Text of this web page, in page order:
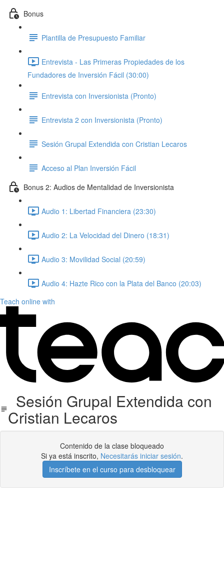
Bonus
Plantilla de Presupuesto Familiar
Entrevista - Las Primeras Propiedades de los
Fundadores de Inversión Fácil (30:00)
Entrevista con Inversionista (Pronto)
Entrevista 2 con Inversionista (Pronto)
Sesión Grupal Extendida con Cristian Lecaros
Acceso al Plan Inversión Fácil
Bonus 2: Audios de Mentalidad de Inversionista
Audio 1: Libertad Financiera (23:30)
Audio 2: La Velocidad del Dinero (18:31)
Audio 3: Movilidad Social (20:59)
Audio 4: Hazte Rico con la Plata del Banco (20:03)
Teach online with
Sesión Grupal Extendida con
Cristian Lecaros
Contenido de la clase bloqueado
Si ya está inscrito, Necesitarás iniciar sesión.
Inscríbete en el curso para desbloquear